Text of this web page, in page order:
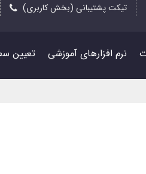
تیکت پشتیبانی (بخش کاربری)
نرم افزارهای آموزشی تعیین